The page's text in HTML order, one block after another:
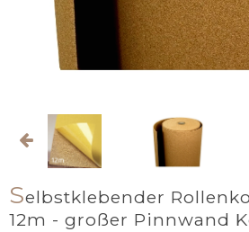
Selbstklebender
12m - großer Pinnwand